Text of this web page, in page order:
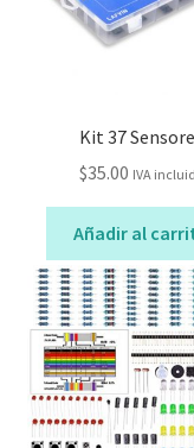
Kit 37
$35.00 IVA
Añadir al